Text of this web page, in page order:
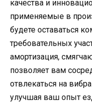
качества и
применяемые в
будете оставаться
требовательных
амортизация,
позволяет вам
отвлекаться на
улучшая ваш опыт